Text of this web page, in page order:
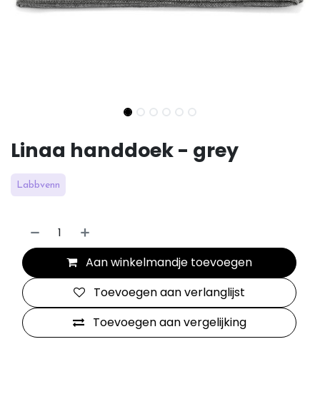
Linaa handdoek - grey
Labbvenn
Aan winkelmandje toevoegen
Toevoegen aan vergelijking
Toevoegen aan verlanglijst